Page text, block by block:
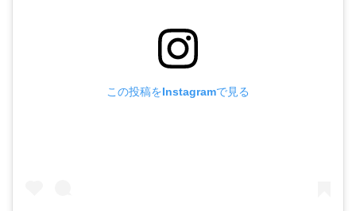
この投稿をInstagramで見る